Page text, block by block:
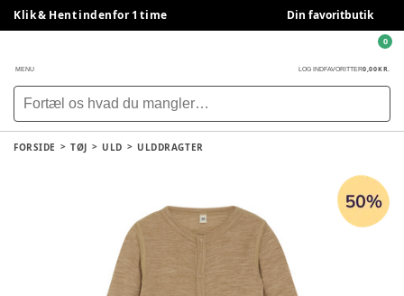
Klik & Hent indenfor 1 time Din favoritbutik
MENU LOG INDFAVORITTER0,00 KR.
0
FORSIDE TØJ ULD ULDDRAGTER